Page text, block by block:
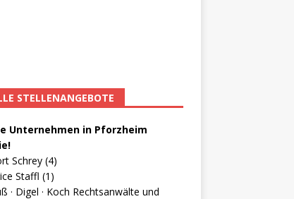
STELLENANGEBOTE
Unternehmen in Pforzheim
Schrey (4)
Staffl (1)
· Digel · Koch Rechtsanwälte und